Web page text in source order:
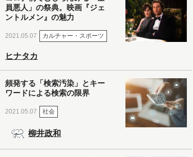
員悪人」の祭典。映画『ジェ
ントルメン』の魅力
2021.05.07 カルチャー・スポーツ
ヒナタカ
頻発する「検索汚染」とキー
ワードによる検索の限界
2021.05.07 社会
柳井政和